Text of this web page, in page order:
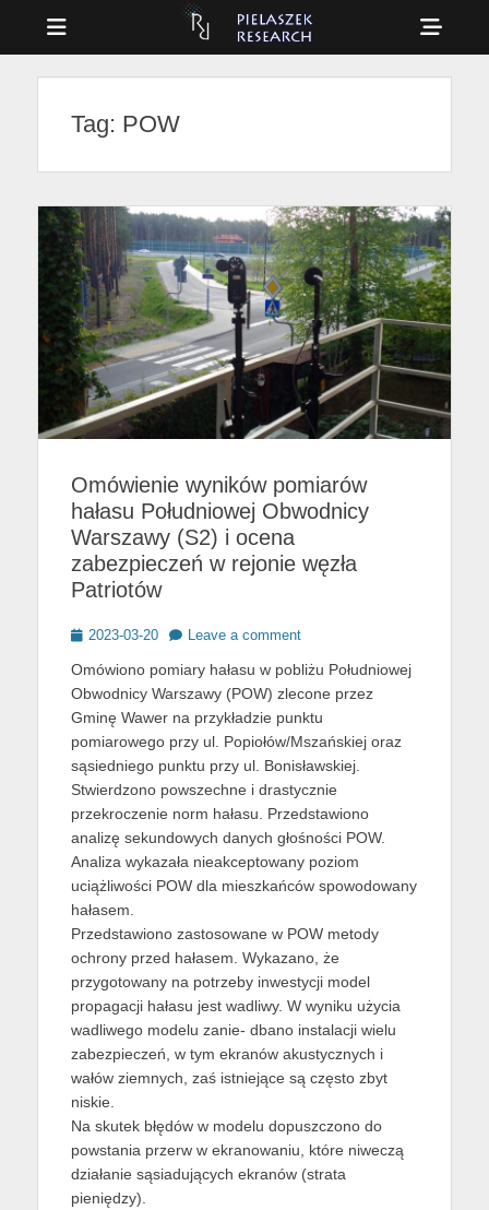
PIELASZEK
Tag: POW
Omówienie wyników pomiarów
hałasu Południowej Obwodnicy
Warszawy (S2) i ocena
zabezpieczeń w rejonie węzła
Patriotów
Posted
2023-03-20 Leave a comment
Omówiono pomiary hałasu w pobliżu Południowej
Obwodnicy Warszawy (POW) zlecone przez
Gminę Wawer na przykładzie punktu
pomiarowego przy ul. Popiołów/Mszańskiej oraz
sąsiedniego punktu przy ul. Bonisławskiej.
Stwierdzono powszechne i drastycznie
przekroczenie norm hałasu. Przedstawiono
analizę sekundowych danych głośności POW.
Analiza wykazała nieakceptowany poziom
uciążliwości POW dla mieszkańców spowodowany
hałasem.
Przedstawiono zastosowane w POW metody
ochrony przed hałasem. Wykazano, że
przygotowany na potrzeby inwestycji model
propagacji hałasu jest wadliwy. W wyniku użycia
wadliwego modelu zanie- dbano instalacji wielu
zabezpieczeń, w tym ekranów akustycznych i
wałów ziemnych, zaś istniejące są często zbyt
niskie.
Na skutek błędów w modelu dopuszczono do
powstania przerw w ekranowaniu, które niweczą
działanie sąsiadujących ekranów (strata
pieniędzy).